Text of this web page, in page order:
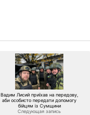
Вадим Лисий приїхав на передову,
аби особисто передати допомогу
бійцям із Сумщини
Следующая запись